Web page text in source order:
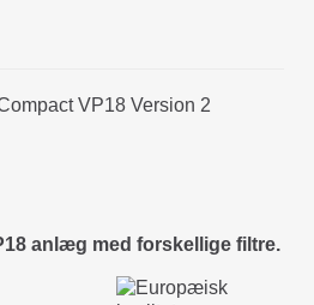
VP18 Version 2
anlæg med forskellige filtre.